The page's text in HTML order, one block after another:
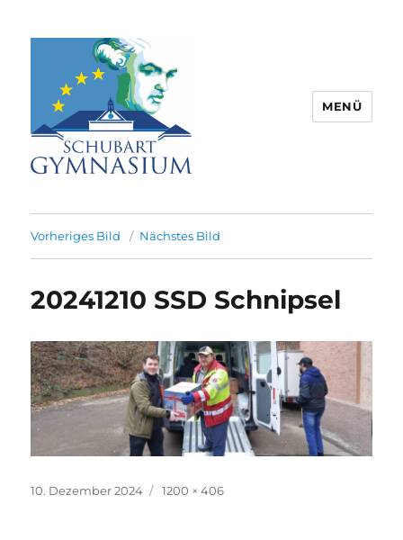
Partnerschule für Europa |
Rombacherstr. 30 | 73430 Aalen
MENÜ
Vorheriges Bild Nächstes Bild
20241210 SSD Schnipsel
Veröffentlicht
10. Dezember 2024
Volle
1200 × 406